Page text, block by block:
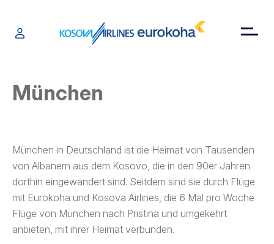
München
München in Deutschland ist die Heimat von Tausenden
von Albanern aus dem Kosovo, die in den 90er Jahren
dorthin eingewandert sind. Seitdem sind sie durch Flüge
mit Eurokoha und Kosova Airlines, die 6 Mal pro Woche
Flüge von München nach Pristina und umgekehrt
anbieten, mit ihrer Heimat verbunden.